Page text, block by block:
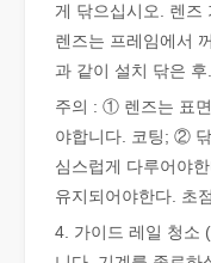
금속 시트의 레이저
게 닦으십시오. 렌즈
렌즈는 프레임에서
과 같이 설치 닦은 후.
주의 : ① 렌즈는 표
야합니다. 코팅; ②
심스럽게 다루어야
유지되어야한다. 초
4. 가이드 레일 청소